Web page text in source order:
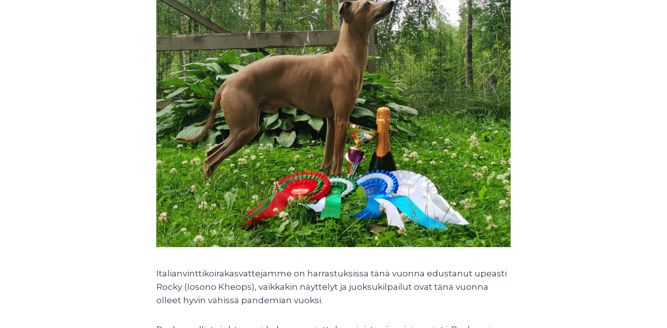
Italianvinttikoirakasvattejamme on harrastuksissa tänä vuonna edustanut upeasti
Rocky (Iosono Kheops), vaikkakin näyttelyt ja juoksukilpailut ovat tänä vuonna
olleet hyvin vähissä pandemian vuoksi.